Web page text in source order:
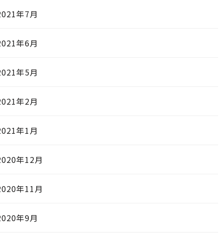
年7月
年6月
年5月
年2月
年1月
年12月
年11月
年9月